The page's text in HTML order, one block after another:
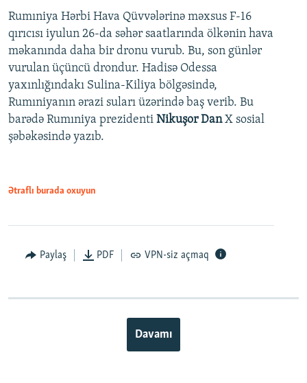
Rumıniya Hərbi Hava Qüvvələrinə məxsus F-16
qırıcısı iyulun 26-da səhər saatlarında ölkənin hava
məkanında daha bir dronu vurub. Bu, son günlər
vurulan üçüncü drondur. Hadisə Odessa
yaxınlığındakı Sulina-Kiliya bölgəsində,
Rumıniyanın ərazi suları üzərində baş verib. Bu
barədə Rumıniya prezidenti Nikuşor DanX sosial
şəbəkəsində yazıb.
Ətraflı burada oxuyun
Paylaş PDF VPN-siz açmaq
Davamı